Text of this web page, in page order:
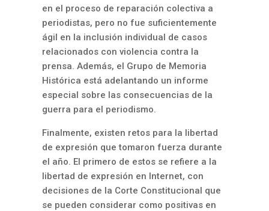
en el proceso de reparación colectiva a
periodistas, pero no fue suficientemente
ágil en la inclusión individual de casos
relacionados con violencia contra la
prensa. Además, el Grupo de Memoria
Histórica está adelantando un informe
especial sobre las consecuencias de la
guerra para el periodismo.
Finalmente, existen retos para la libertad
de expresión que tomaron fuerza durante
el año. El primero de estos se refiere a la
libertad de expresión en Internet, con
decisiones de la Corte Constitucional que
se pueden considerar como positivas en